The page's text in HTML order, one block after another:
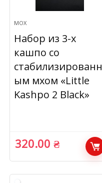
МОХ
Набор из 3-х
кашпо со
стабилизированн
ым мхом «Little
Kashpo 2 Black»
320.00₴